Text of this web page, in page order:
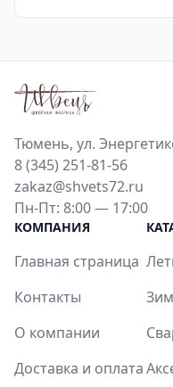
Тюмень, ул.
8 (345) 251-81-56
zakaz@shvets72.ru
Пн-Пт: 8:00 — 17:00
КОМПАНИЯ
Главная страница
Контакты
О компании
Доставка и оплата